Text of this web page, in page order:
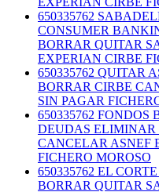
650335762
CONSUMER
BORRAR QUITAR
EXPERIAN CIRBE
650335762 QUITAR
BORRAR CIRBE
SIN PAGAR
650335762 FONDOS
DEUDAS ELIMINAR
CANCELAR ASNEF
FICHERO MOROSO
650335762 EL
BORRAR QUITAR